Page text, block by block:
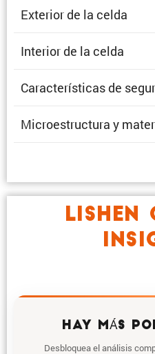
Exterior de la celda
Interior de la celda
Carac­te­rís­ticas de
Micro­es­truc­tura y
LISHEN
HAY MÁS
Desbloquea el análisis